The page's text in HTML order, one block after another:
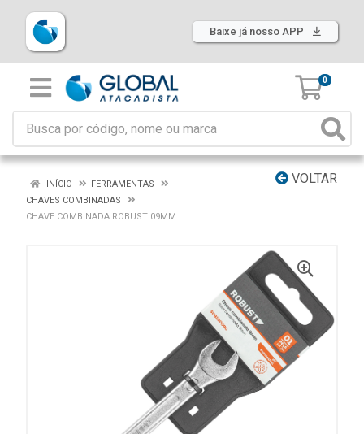
Baixe já nosso APP
0
VOLTAR
INÍCIO
FERRAMENTAS
CHAVES COMBINADAS
CHAVE COMBINADA ROBUST 09MM